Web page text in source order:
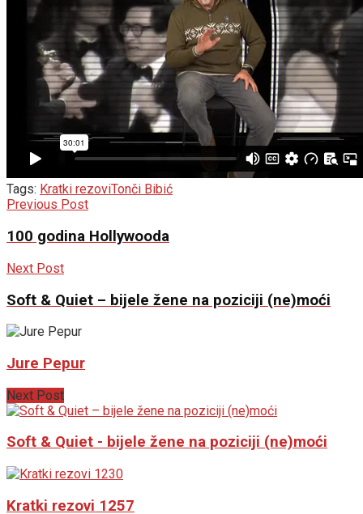
Tags: Kratki rezoviTonči Bibić
Previous Post
100 godina Hollywooda
Next Post
Soft & Quiet – bijele žene na poziciji (ne)moći
Jure Pepur
Next Post
Soft & Quiet - bijele žene na poziciji (ne)moći
Kratki rezovi 1257